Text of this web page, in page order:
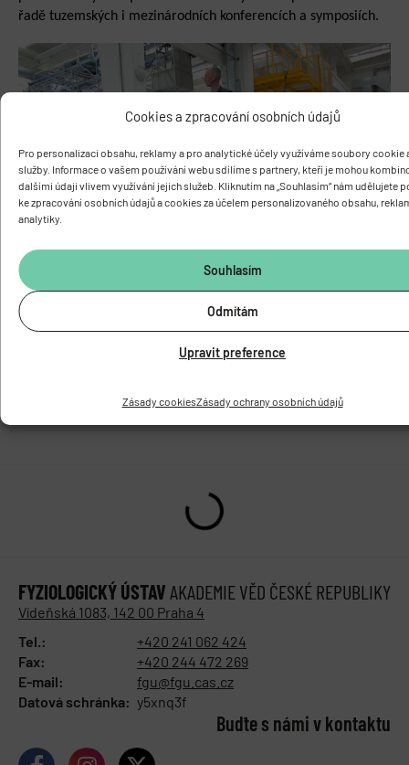
Cookies a zpracování osobních údajů
Pro personalizaci obsahu, reklamy a pro analytické účely využíváme soubory cookie
služby. Informace o vašem používání webu sdílíme s partnery, kteří je mohou
dalšími údaji vlivem využívání jejich služeb. Kliknutím na „Souhlasím“ nám udělujete
ke zpracování osobních údajů a cookies za účelem personalizovaného obsahu,
analytiky.
Souhlasím
Odmítám
Upravit preference
Zásady cookiesZásady ochrany osobních údajů
řadě tuzemských i mezinárodních konferencích a symposiích.
Jesseniova cena pro MUDr. Přemysla Jirušku, Ph.D.
FYZIOLOGICKÝ ÚSTAV AKADEMIE VĚD ČESKÉ REPUBLIKY
Vídeňská 1083, 142 00 Praha 4
Tel.:
+420 241 062 424
Fax:
+420 244 472 269
E-mail:
fgu@fgu.cas.cz
Datová schránka: y5xnq3f
Buďte s námi v kontaktu